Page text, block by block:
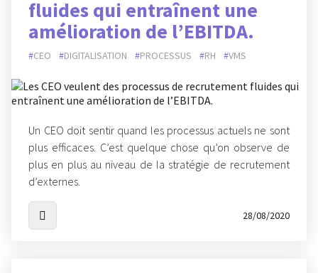
fluides qui entraînent une
amélioration de l’EBITDA.
CEO DIGITALISATION PROCESSUS RH VMS
Un CEO doit sentir quand les processus actuels ne sont
plus efficaces. C’est quelque chose qu’on observe de
plus en plus au niveau de la stratégie de recrutement
d’externes.
28/08/2020